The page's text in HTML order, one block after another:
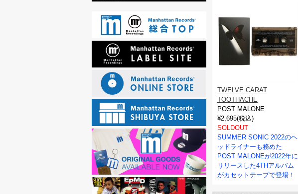
TWELVE CARAT
TOOTHACHE
POST MALONE
¥2,695(税込)
SOLDOUT
SUMMER SONIC 2022のヘ
ッドライナーも務めた
POST MALONEが2022年に
リリースした4THアルバム
がカセットテープで登場！